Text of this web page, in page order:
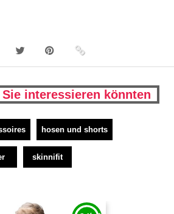
interessieren könnten
hosen und shorts
skinnifit